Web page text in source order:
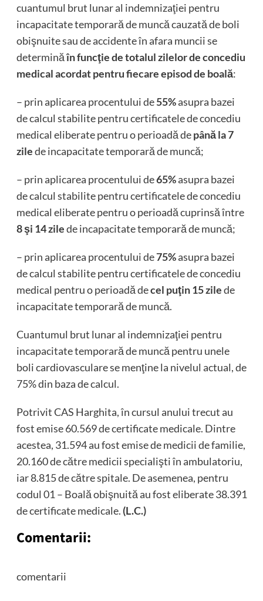
cuantumul brut lunar al indemnizaţiei pentru
incapacitate temporară de muncă cauzată de boli
obişnuite sau de accidente în afara muncii se
determinăîn funcţie de totalul zilelor de concediu
medical acordat pentru fiecare episod de boală:
– prin aplicarea procentului de55%asupra bazei
de calcul stabilite pentru certificatele de concediu
medical eliberate pentru o perioadă depână la 7
zilede incapacitate temporară de muncă;
– prin aplicarea procentului de65%asupra bazei
de calcul stabilite pentru certificatele de concediu
medical eliberate pentru o perioadă cuprinsă între
8 şi 14 zilede incapacitate temporară de muncă;
– prin aplicarea procentului de75%asupra bazei
de calcul stabilite pentru certificatele de concediu
medical pentru o perioadă decel puţin 15 zilede
incapacitate temporară de muncă.
Cuantumul brut lunar al indemnizaţiei pentru
incapacitate temporară de muncă pentru unele
boli cardiovasculare se menţine la nivelul actual, de
75% din baza de calcul.
Potrivit CAS Harghita, în cursul anului trecut au
fost emise 60.569 de certificate medicale. Dintre
acestea, 31.594 au fost emise de medicii de familie,
20.160 de către medicii specialişti în ambulatoriu,
iar 8.815 de către spitale. De asemenea, pentru
codul 01 – Boală obişnuită au fost eliberate 38.391
de certificate medicale. (L.C.)
Comentarii:
comentarii